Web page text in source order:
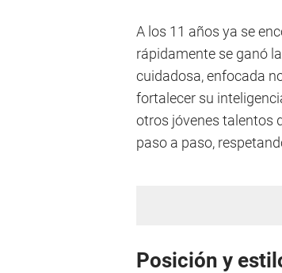
A los 11 años ya se
rápidamente se ganó
cuidadosa, enfocada
fortalecer su
otros jóvenes talentos
paso a paso,
Posición y